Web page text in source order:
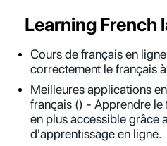
Learning French
Cours de français en
correctement le français
Meilleures applications
français () - Apprendre
en plus accessible grâce
d'apprentissage en ligne.